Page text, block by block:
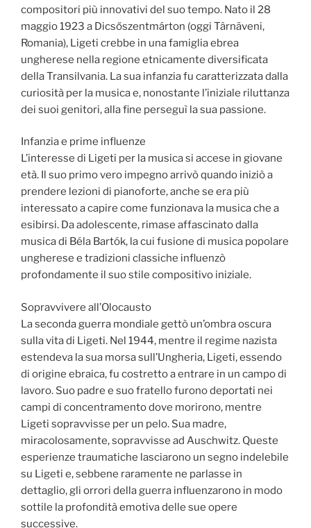
compositori più innovativi del suo tempo. Nato il 28
maggio 1923 a Dicsőszentmárton (oggi Târnăveni,
Romania), Ligeti crebbe in una famiglia ebrea
ungherese nella regione etnicamente diversificata
della Transilvania. La sua infanzia fu caratterizzata dalla
curiosità per la musica e, nonostante l’iniziale riluttanza
dei suoi genitori, alla fine perseguì la sua passione.
Infanzia e prime influenze
L’interesse di Ligeti per la musica si accese in giovane
età. Il suo primo vero impegno arrivò quando iniziò a
prendere lezioni di pianoforte, anche se era più
interessato a capire come funzionava la musica che a
esibirsi. Da adolescente, rimase affascinato dalla
musica di Béla Bartók, la cui fusione di musica popolare
ungherese e tradizioni classiche influenzò
profondamente il suo stile compositivo iniziale.
Sopravvivere all’Olocausto
La seconda guerra mondiale gettò un’ombra oscura
sulla vita di Ligeti. Nel 1944, mentre il regime nazista
estendeva la sua morsa sull’Ungheria, Ligeti, essendo
di origine ebraica, fu costretto a entrare in un campo di
lavoro. Suo padre e suo fratello furono deportati nei
campi di concentramento dove morirono, mentre
Ligeti sopravvisse per un pelo. Sua madre,
miracolosamente, sopravvisse ad Auschwitz. Queste
esperienze traumatiche lasciarono un segno indelebile
su Ligeti e, sebbene raramente ne parlasse in
dettaglio, gli orrori della guerra influenzarono in modo
sottile la profondità emotiva delle sue opere
successive.